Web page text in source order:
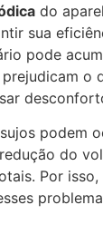
do
sua
pode
o
podem
do
Por isso,